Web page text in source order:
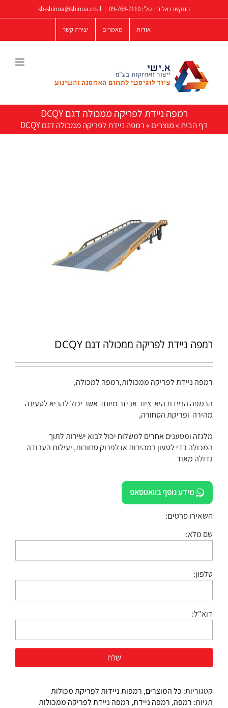
לתוכן
התקשרו אלינו : טל': 09-768-7110
sb-shinua@shinua.co.il
אודות מאמרים יצירת קשר
רמפה ניידת לפריקה ממכולה דגם DCQY
דף הבית»מוצרים »רמפה ניידת לפריקה ממכולה דגם DCQY
רמפה ניידת לפריקה ממכולה דגם DCQY
רמפה ניידת לפריקה ממכולות,רמפה למכולה,
הרמפה הניידת היא ציוד אביזר מיוחד אשר יכול להביא לטעינה
מהירה ופריקת הסחורה,
מלגזה ומטענים אחרים למשלוח יכול לבוא ישירות לתוך
המכולה כדי לטעון במהירות או לפרוק סחורות, יעילות העבודה
גדולה מאוד
מידע נוסף בוואטסאפ
השאירו פרטים:
שם מלא:
טלפון:
דוא"ל:
קטגוריות: כל המוצרים, רמפות ניידות לפריקת מכולות
תגיות: רמפה, רמפה ניידת, רמפה ניידת לפריקה ממכולות